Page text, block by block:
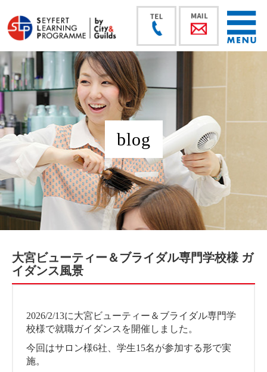
blog
大宮ビューティー＆ブライダル専門学校様 ガ
イダンス風景
2026/2/13に大宮ビューティー＆ブライダル専門学
校様で就職ガイダンスを開催しました。
今回はサロン様6社、学生15名が参加する形で実
施。